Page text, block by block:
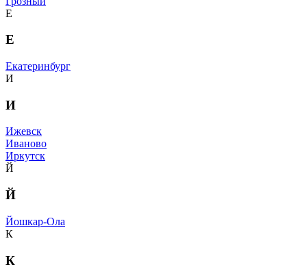
Е
Е
Екатеринбург
И
И
Ижевск
Иваново
Иркутск
Й
Й
Йошкар-Ола
К
К